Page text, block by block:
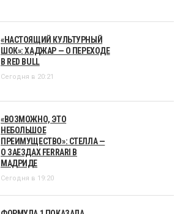
«НАСТОЯЩИЙ КУЛЬТУРНЫЙ
ШОК»: ХАДЖАР — О ПЕРЕХОДЕ
В RED BULL
Сегодня в 20:21
«ВОЗМОЖНО, ЭТО
НЕБОЛЬШОЕ
ПРЕИМУЩЕСТВО»: СТЕЛЛА —
О ЗАЕЗДАХ FERRARI В
МАДРИДЕ
Сегодня в 19:20